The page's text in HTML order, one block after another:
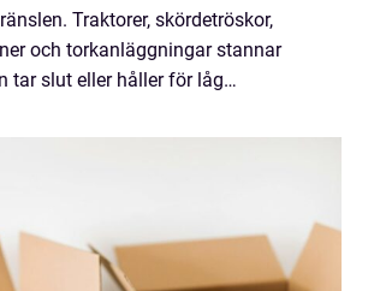
Traktorer, skördetröskor,
och torkanläggningar stannar
tar slut eller håller för låg
diesel till lantbruk viktig...